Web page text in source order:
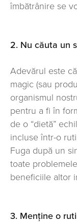
îmbătrânire se
2. Nu căuta un
Adevărul este
magic (sau
organismul
pentru a fi în
de o “dietă”
incluse într-o
Fuga după un
toate
beneficiile altor
3. Menține o